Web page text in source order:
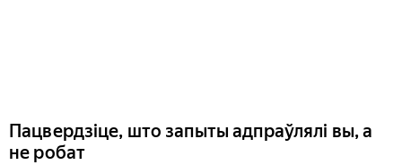
Пацвердзіце, што запыты адпраўлялі вы, а
не робат